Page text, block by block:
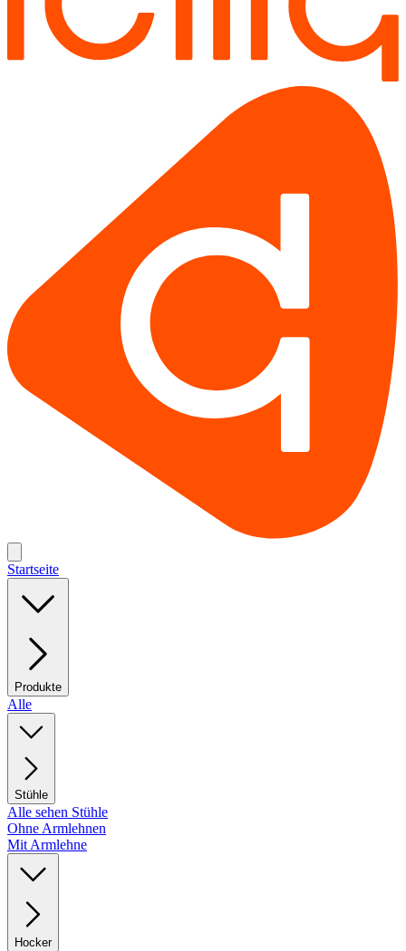
Startseite
Produkte
Alle
Stühle
Alle sehen Stühle
Ohne Armlehnen
Mit Armlehne
Hocker